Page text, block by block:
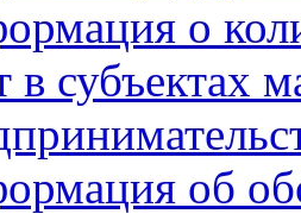
о
в субъектах
об